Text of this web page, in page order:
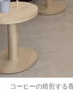
コーヒーの焙煎する